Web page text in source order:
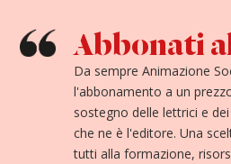
Abbonati
Da sempre Animazione
l'abbonamento a un
sostegno delle lettrici e
che ne è l'editore. Una
tutti alla formazione,